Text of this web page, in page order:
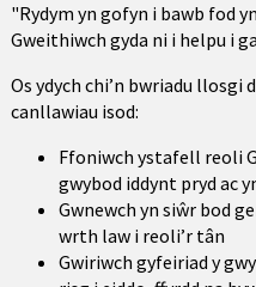
"Rydym yn gofyn i bawb fod
Gweithiwch gyda ni i helpu i
Os ydych chi’n bwriadu llosgi
canllawiau isod:
Ffoniwch ystafell reoli
gwybod iddynt pryd ac
Gwnewch yn siŵr bod
wrth law i reoli’r tân
Gwiriwch gyfeiriad y